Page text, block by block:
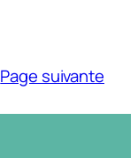
Page suivante